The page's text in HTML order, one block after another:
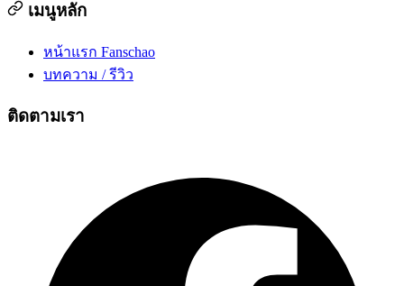
เมนูหลัก
หน้าแรก Fanschao
บทความ / รีวิว
ติดตามเรา